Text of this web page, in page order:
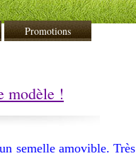
Promotions
modèle !
semelle amovible. Très